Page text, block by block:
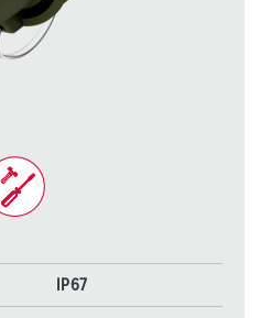
IP67